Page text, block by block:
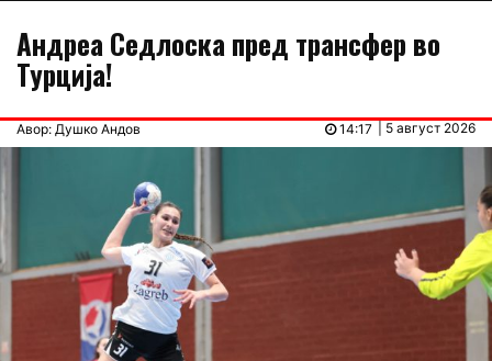
Андреа Седлоска пред трансфер во
Турција!
Авор: Душко Андов | 5 август 2026
14:17